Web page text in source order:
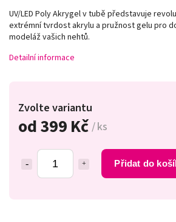
od399 Kč / ks
Přidat do
Zvolte variantu
UV/LED Poly Akrygel v tubě představuje
extrémní tvrdost akrylu a pružnost gelu pro
modeláž vašich nehtů.
Detailní informace